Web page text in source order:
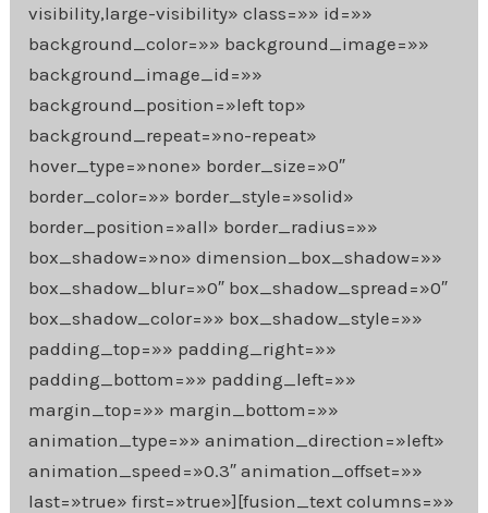
visibility,large-visibility» class=»» id=»»
background_color=»» background_image=»»
background_image_id=»»
background_position=»left top»
background_repeat=»no-repeat»
hover_type=»none» border_size=»0″
border_color=»» border_style=»solid»
border_position=»all» border_radius=»»
box_shadow=»no» dimension_box_shadow=»»
box_shadow_blur=»0″ box_shadow_spread=»0″
box_shadow_color=»» box_shadow_style=»»
padding_top=»» padding_right=»»
padding_bottom=»» padding_left=»»
margin_top=»» margin_bottom=»»
animation_type=»» animation_direction=»left»
animation_speed=»0.3″ animation_offset=»»
last=»true» first=»true»][fusion_text columns=»»